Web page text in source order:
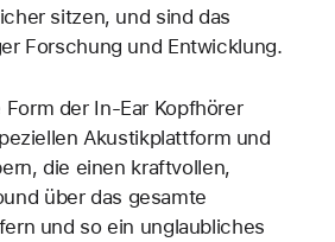
sitzen, und sind das
Forschung und Entwicklung.
der In-Ear Kopfhörer
Akustikplattform und
die einen kraftvollen,
über das gesamte
und so ein unglaubliches